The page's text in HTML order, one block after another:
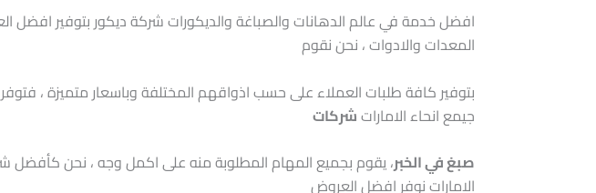
افضل خدمة في عالم الدهانات والصباغة والديكورات شركة ديكور بتوفير افضل
المعدات والادوات ، نحن نقوم
بتوفير كافة طلبات العملاء على حسب اذواقهم المختلفة وباسعار متميزة ،
جيمع انحاء الاماراتشركات
صبغ في الخبر، يقوم بجميع المهام المطلوبة منه على اكمل وجه ، نحن كأفضل
الامارات نوفر افضل العروض